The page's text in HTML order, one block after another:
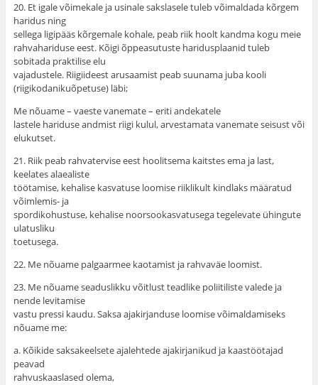
20. Et igale võimekale ja usinale sakslasele tuleb võimaldada kõrgem
haridus ning
sellega ligipääs kõrgemale kohale, peab riik hoolt kandma kogu meie
rahvahariduse eest. Kõigi õppeasutuste haridusplaanid tuleb
sobitada praktilise elu
vajadustele. Riigiideest arusaamist peab suunama juba kooli
(riigikodanikuõpetuse) läbi;
Me nõuame – vaeste vanemate – eriti andekatele
lastele hariduse andmist riigi kulul, arvestamata vanemate seisust või
elukutset.
21. Riik peab rahvatervise eest hoolitsema kaitstes ema ja last,
keelates alaealiste
töötamise, kehalise kasvatuse loomise riiklikult kindlaks määratud
võimlemis- ja
spordikohustuse, kehalise noorsookasvatusega tegelevate ühingute
ulatusliku
toetusega.
22. Me nõuame palgaarmee kaotamist ja rahvaväe loomist.
23. Me nõuame seaduslikku võitlust teadlike poliitiliste valede ja
nende levitamise
vastu pressi kaudu. Saksa ajakirjanduse loomise võimaldamiseks
nõuame me:
a. Kõikide saksakeelsete ajalehtede ajakirjanikud ja kaastöötajad
peavad
rahvuskaaslased olema,